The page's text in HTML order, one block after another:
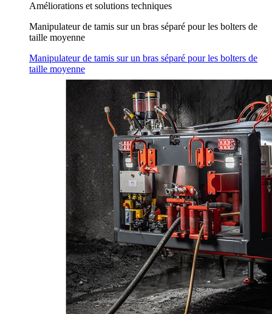
Améliorations et solutions techniques
Manipulateur de tamis sur un bras séparé pour les bolters de
taille moyenne
Manipulateur de tamis sur un bras séparé pour les bolters de
taille moyenne